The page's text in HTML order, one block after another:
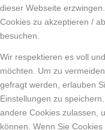
dieser Webseite
Cookies zu akzeptieren /
besuchen.
Wir respektieren es voll
möchten. Um zu
gefragt werden, erlauben
Einstellungen zu
andere Cookies zulassen,
können. Wenn Sie